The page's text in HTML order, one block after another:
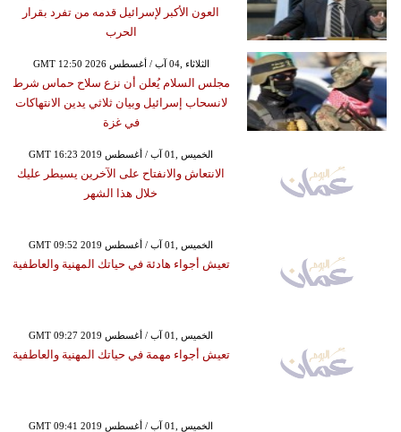
العون الأكبر لإسرائيل قدمه من تفرد بقرار
الحرب
GMT 12:50 2026 الثلاثاء ,04 آب / أغسطس
مجلس السلام يُعلن أن نزع سلاح حماس شرط
لانسحاب إسرائيل وبيان ثلاثي يدين الانتهاكات
في غزة
GMT 16:23 2019 الخميس ,01 آب / أغسطس
الانتعاش والانفتاح على الآخرين يسيطر عليك
خلال هذا الشهر
GMT 09:52 2019 الخميس ,01 آب / أغسطس
تعيش أجواء هادئة في حياتك المهنية والعاطفية
GMT 09:27 2019 الخميس ,01 آب / أغسطس
تعيش أجواء مهمة في حياتك المهنية والعاطفية
GMT 09:41 2019 الخميس ,01 آب / أغسطس